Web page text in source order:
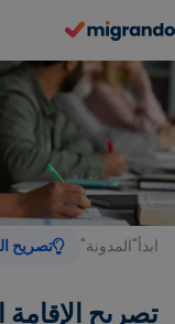
إلى
المحتوى
ابدأ "المدونة" تصريح